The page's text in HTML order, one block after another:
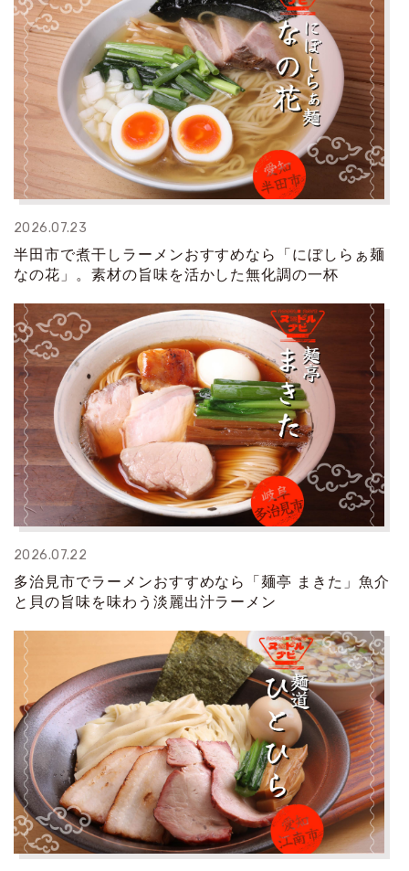
2026.07.23
半田市で煮干しラーメンおすすめなら「にぼしらぁ麺
なの花」。素材の旨味を活かした無化調の一杯
2026.07.22
多治見市でラーメンおすすめなら「麺亭 まきた」魚介
と貝の旨味を味わう淡麗出汁ラーメン